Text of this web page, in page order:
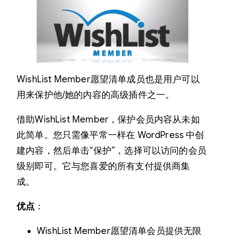
WishList Member愿望清单成员也是用户可以
用来保护他/她的内容的高级插件之一。
借助WishList Member，保护会员内容从未如
此简单。您只需像平常一样在 WordPress 中创
建内容，然后单击“保护”，选择可以访问的会员
级别即可。它与您喜爱的所有支付提供商集
成。
优点 ：
WishList Member愿望清单会员提供无限